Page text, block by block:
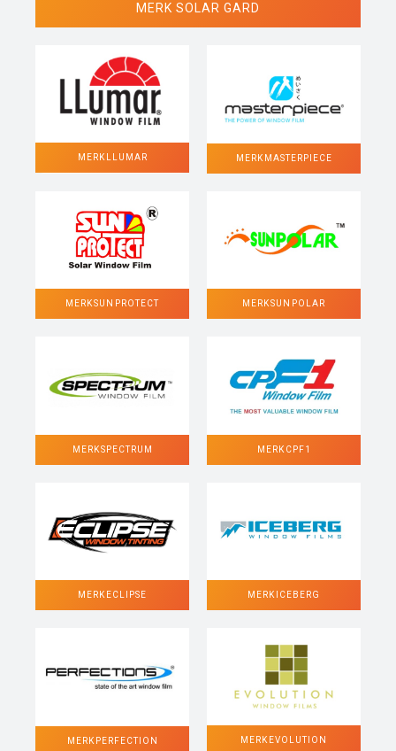
MERK SOLAR GARD
MERK LLUMAR MERK MASTERPIECE
MERK SUN PROTECT MERK SUN POLAR
MERK SPECTRUM MERK CPF1
MERK ECLIPSE MERK ICEBERG
MERK PERFECTION MERK EVOLUTION